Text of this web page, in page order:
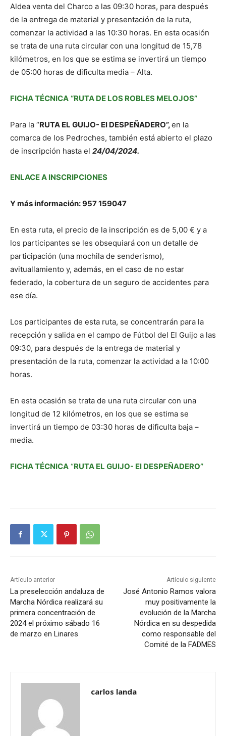
Aldea venta del Charco a las 09:30 horas, para después
de la entrega de material y presentación de la ruta,
comenzar la actividad a las 10:30 horas. En esta ocasión
se trata de una ruta circular con una longitud de 15,78
kilómetros, en los que se estima se invertirá un tiempo
de 05:00 horas de dificulta media – Alta.
FICHA TÉCNICA “RUTA DE LOS ROBLES MELOJOS”
Para la “RUTA EL GUIJO- El DESPEÑADERO”,en la
comarca de los Pedroches, también está abierto el plazo
de inscripción hasta el 24/04/2024.
ENLACE A INSCRIPCIONES
Y más información: 957 159047
En esta ruta, el precio de la inscripción es de 5,00 € y a
los participantes se les obsequiará con un detalle de
participación (una mochila de senderismo),
avituallamiento y, además, en el caso de no estar
federado, la cobertura de un seguro de accidentes para
ese día.
Los participantes de esta ruta, se concentrarán para la
recepción y salida en el campo de Fútbol del El Guijo a las
09:30, para después de la entrega de material y
presentación de la ruta, comenzar la actividad a la 10:00
horas.
En esta ocasión se trata de una ruta circular con una
longitud de 12 kilómetros, en los que se estima se
invertirá un tiempo de 03:30 horas de dificulta baja –
media.
FICHA TÉCNICA “RUTA EL GUIJO- El DESPEÑADERO”
Artículo anterior
La preselección andaluza de
Marcha Nórdica realizará su
primera concentración de
2024 el próximo sábado 16
de marzo en Linares
Artículo siguiente
José Antonio Ramos valora
muy positivamente la
evolución de la Marcha
Nórdica en su despedida
como responsable del
Comité de la FADMES
carlos landa